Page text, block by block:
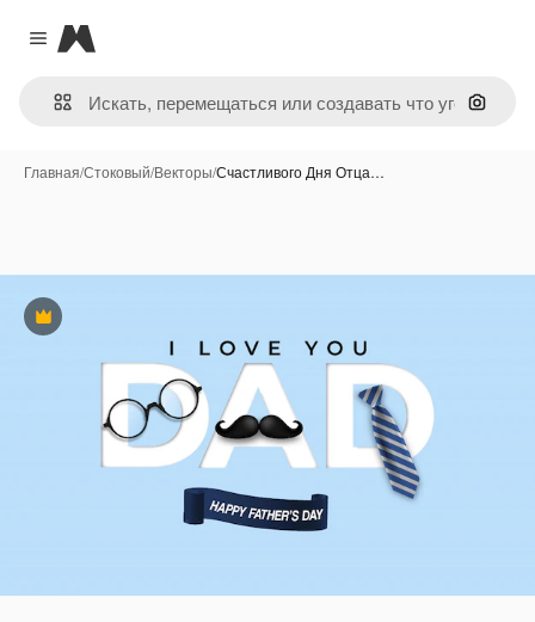
Close menu
Magnific
Поиск
Главная/Стоковый/Векторы/Счастливого Дня Отца…
Премиум